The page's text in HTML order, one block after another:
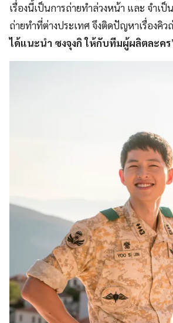
เรื่องนี้เป็นการถ่ายทำล่วงหน้า และ จำเ
ถ่ายทำที่ต่างประเทศ จึงติดปัญหาเรื่องคิว
ได้แนะนำ ซงจุงกิ ให้กับทีมผู้ผลิตละคร